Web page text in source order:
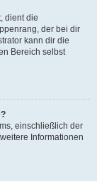
dient die
der bei dir
kann dir die
Bereich selbst
einschließlich der
Informationen